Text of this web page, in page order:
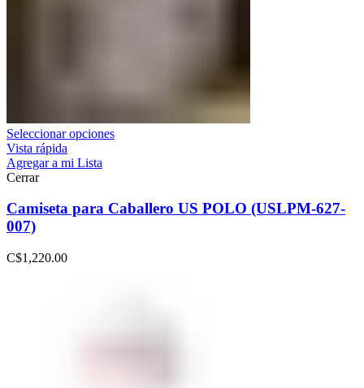
Seleccionar opciones
Vista rápida
Agregar a mi Lista
Cerrar
Camiseta para Caballero US POLO (USLPM-627-
007)
C$1,220.00